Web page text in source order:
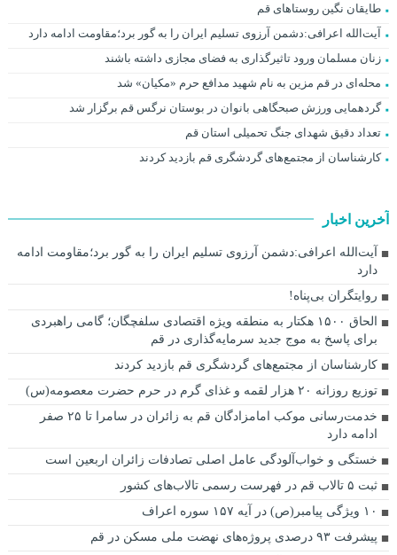
طایقان نگین روستاهای قم
آیت‌الله اعرافی:دشمن آرزوی تسلیم ایران را به گور برد؛مقاومت ادامه دارد
زنان مسلمان ورود تاثیرگذاری به فضای مجازی داشته باشند
محله‌ای در قم مزین به نام شهید مدافع حرم «مکیان» شد
گردهمایی ورزش صبحگاهی بانوان در بوستان نرگس قم برگزار شد
تعداد دقیق شهدای جنگ تحمیلی استان قم
کارشناسان از مجتمع‌های گردشگری قم بازدید کردند
آخرین اخبار
آیت‌الله اعرافی:دشمن آرزوی تسلیم ایران را به گور برد؛مقاومت ادامه
دارد
روایتگران بی‌پناه!
الحاق ۱۵۰۰ هکتار به منطقه ویژه اقتصادی سلفچگان؛ گامی راهبردی
برای پاسخ به موج جدید سرمایه‌گذاری در قم
کارشناسان از مجتمع‌های گردشگری قم بازدید کردند
توزیع روزانه ۲۰ هزار لقمه و غذای گرم در حرم حضرت معصومه(س)
خدمت‌رسانی موکب امامزادگان قم به زائران در سامرا تا ۲۵ صفر
ادامه دارد
خستگی و خواب‌آلودگی عامل اصلی تصادفات زائران اربعین است
ثبت ۵ تالاب قم در فهرست رسمی تالاب‌های کشور
۱۰ ویژگی پیامبر(ص) در آیه ۱۵۷ سوره اعراف
پیشرفت ۹۳ درصدی پروژه‌های نهضت ملی مسکن در قم